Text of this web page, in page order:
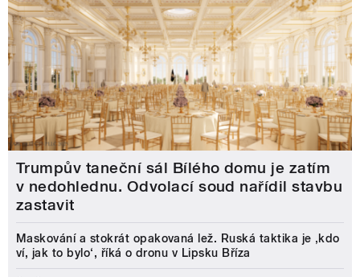
Trumpův taneční sál Bílého domu je zatím
v nedohlednu. Odvolací soud nařídil stavbu
zastavit
Maskování a stokrát opakovaná lež. Ruská taktika je ‚kdo
ví, jak to bylo‘, říká o dronu v Lipsku Bříza